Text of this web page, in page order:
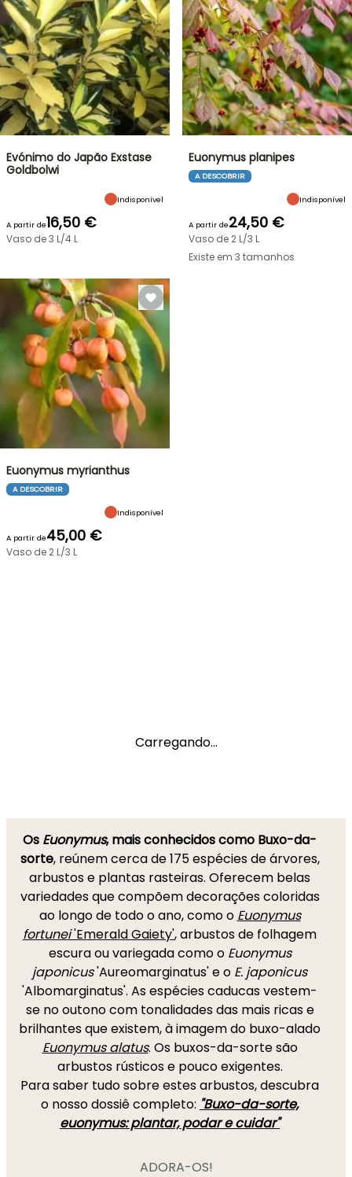
Evónimo do Japão Exstase
Goldbolwi
Indisponível
A partir de16,50 €
Vaso de 3 L/4 L
Euonymus planipes
A DESCOBRIR
Indisponível
A partir de24,50 €
Vaso de 2 L/3 L
Existe em 3 tamanhos
Euonymus myrianthus
A DESCOBRIR
Indisponível
A partir de45,00 €
Vaso de 2 L/3 L
Carregando...
Os Euonymus, mais conhecidos como Buxo-da-
sorte, reúnem cerca de 175 espécies de árvores,
arbustos e plantas rasteiras. Oferecem belas
variedades que compõem decorações coloridas
ao longo de todo o ano, como o Euonymus
fortunei'Emerald Gaiety', arbustos de folhagem
escura ou variegada como o Euonymus
japonicus'Aureomarginatus' e o E. japonicus
'Albomarginatus'. As espécies caducas vestem-
se no outono com tonalidades das mais ricas e
brilhantes que existem, à imagem do buxo-alado
Euonymus alatus. Os buxos-da-sorte são
arbustos rústicos e pouco exigentes.
Para saber tudo sobre estes arbustos, descubra
o nosso dossiê completo: "Buxo-da-sorte,
euonymus: plantar, podar e cuidar"
ADORA-OS!